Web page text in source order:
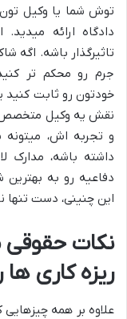
توش شما یا وکیل
دادگاه ارائه
تاثیرگذار باشه. اگه
جرم رو محکم تر
خودتون رو ثابت کنید
نقش یه وکیل متخصص
و تجربه اش، میتونه
داشته باشه، مدارک
دفاعیه رو به
این چنینی، دست تنها
نکات حقوقی
ریزه کاری
علاوه بر همه